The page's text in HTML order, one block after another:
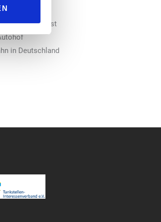
Bruchsal West
in Deutschland